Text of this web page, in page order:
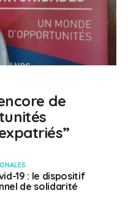
de
19 : le dispositif
de solidarité